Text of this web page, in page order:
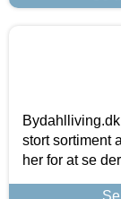
stort sortiment
her for at se